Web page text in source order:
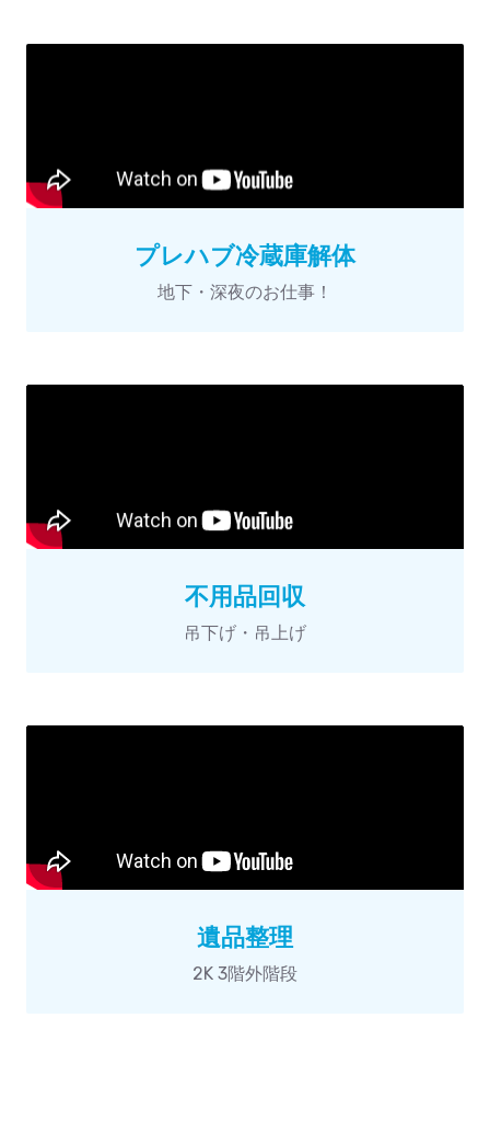
プレハブ冷蔵庫解体
地下・深夜のお仕事！
不用品回収
吊下げ・吊上げ
遺品整理
2K 3階外階段